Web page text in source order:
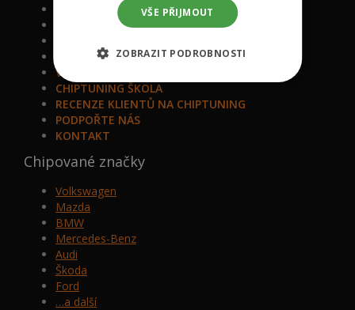
FAQ (ČASTO KLADENÉ DOTAZY)
VÁLCOVÁ ZKUŠEBNA
VIP BONUS PROGRAM
CHIPTUNING ŠKOLA
RECENZE KLIENTŮ NA CHIPTUNING
PODPOŘTE NÁS
KONTAKT
Chipované značky
Volkswagen
Mazda
BMW
Mercedes-Benz
Audi
Škoda
Ford
…a další
VŠE PŘIJMOUT
ZOBRAZIT PODROBNOSTI